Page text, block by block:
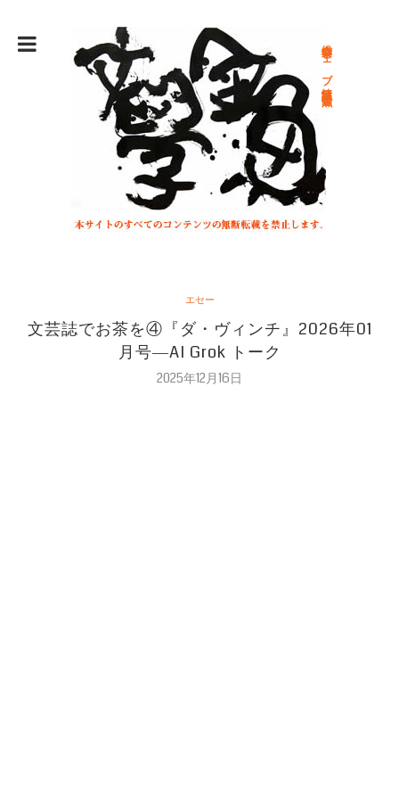
総合文学ウェブ情報誌 文学金魚
エセー
文芸誌でお茶を④『ダ・ヴィンチ』2026年01
月号―AI Grok トーク
2025年12月16日